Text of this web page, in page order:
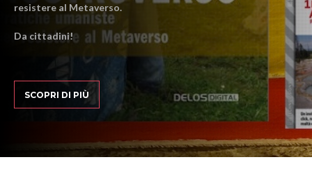
resistere al Metaverso.
Da cittadini!
SCOPRI DI PIÙ